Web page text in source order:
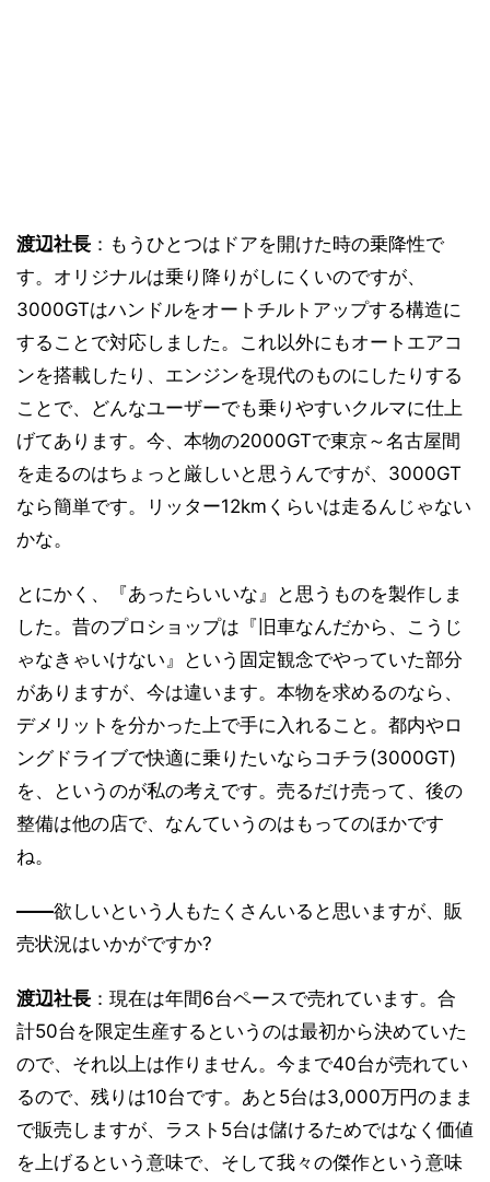
渡辺社長 ：もうひとつはドアを開けた時の乗降性で
す。オリジナルは乗り降りがしにくいのですが、
3000GTはハンドルをオートチルトアップする構造に
することで対応しました。これ以外にもオートエアコ
ンを搭載したり、エンジンを現代のものにしたりする
ことで、どんなユーザーでも乗りやすいクルマに仕上
げてあります。今、本物の2000GTで東京～名古屋間
を走るのはちょっと厳しいと思うんですが、3000GT
なら簡単です。リッター12kmくらいは走るんじゃない
かな。
とにかく、『あったらいいな』と思うものを製作しま
した。昔のプロショップは『旧車なんだから、こうじ
ゃなきゃいけない』という固定観念でやっていた部分
がありますが、今は違います。本物を求めるのなら、
デメリットを分かった上で手に入れること。都内やロ
ングドライブで快適に乗りたいならコチラ(3000GT)
を、というのが私の考えです。売るだけ売って、後の
整備は他の店で、なんていうのはもってのほかです
ね。
――欲しいという人もたくさんいると思いますが、販
売状況はいかがですか?
渡辺社長 ：現在は年間6台ペースで売れています。合
計50台を限定生産するというのは最初から決めていた
ので、それ以上は作りません。今まで40台が売れてい
るので、残りは10台です。あと5台は3,000万円のまま
で販売しますが、ラスト5台は儲けるためではなく価値
を上げるという意味で、そして我々の傑作という意味